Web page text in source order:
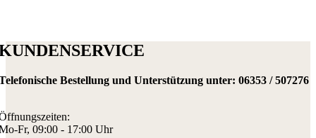
Bestellung und Unterstützung unter: 06353 / 507276
Fr, 09:00 - 17:00 Uhr